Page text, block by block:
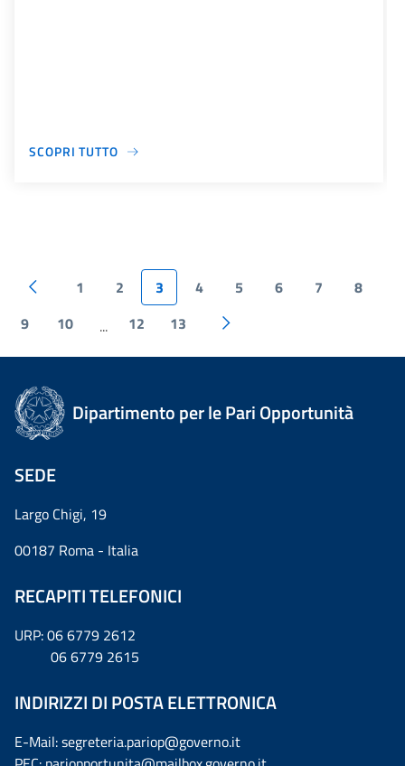
SCOPRI TUTTO
1 2 3 4 5 6 7
8
9
10 ... 12 13
Dipartimento per le Pari Opportunità
SEDE
Largo Chigi, 19
00187 Roma - Italia
RECAPITI TELEFONICI
URP: 06 6779 2612
06 6779 2615
INDIRIZZI DI POSTA ELETTRONICA
E-Mail: segreteria.pariop@governo.it